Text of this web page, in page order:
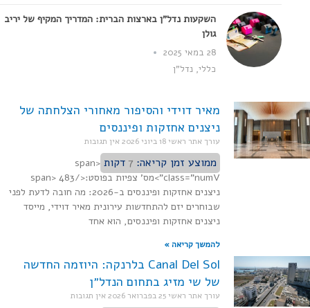
השקעות נדל"ן בארצות הברית: המדריך המקיף של יריב
גולן
28 במאי 2025
כללי,נדל"ן
מאיר דוידי והסיפור מאחורי הצלחתה של
ניצנים אחזקות ופיננסים
עורך אתר ראשי18 ביוני 2026 אין תגובות
ממוצע זמן קריאה:7 דקות
<span
class="numV">מס' צפיות בפוסט:</span> 483
ניצנים אחזקות ופיננסים ב-2026: מה חובה לדעת לפני
שבוחרים יזם להתחדשות עירונית מאיר דוידי, מייסד
ניצנים אחזקות ופיננסים, הוא אחד
להמשך קריאה »
Canal Del Sol בלרנקה: היוזמה החדשה
של שי מזיג בתחום הנדל״ן
עורך אתר ראשי25 בפברואר 2026 אין תגובות